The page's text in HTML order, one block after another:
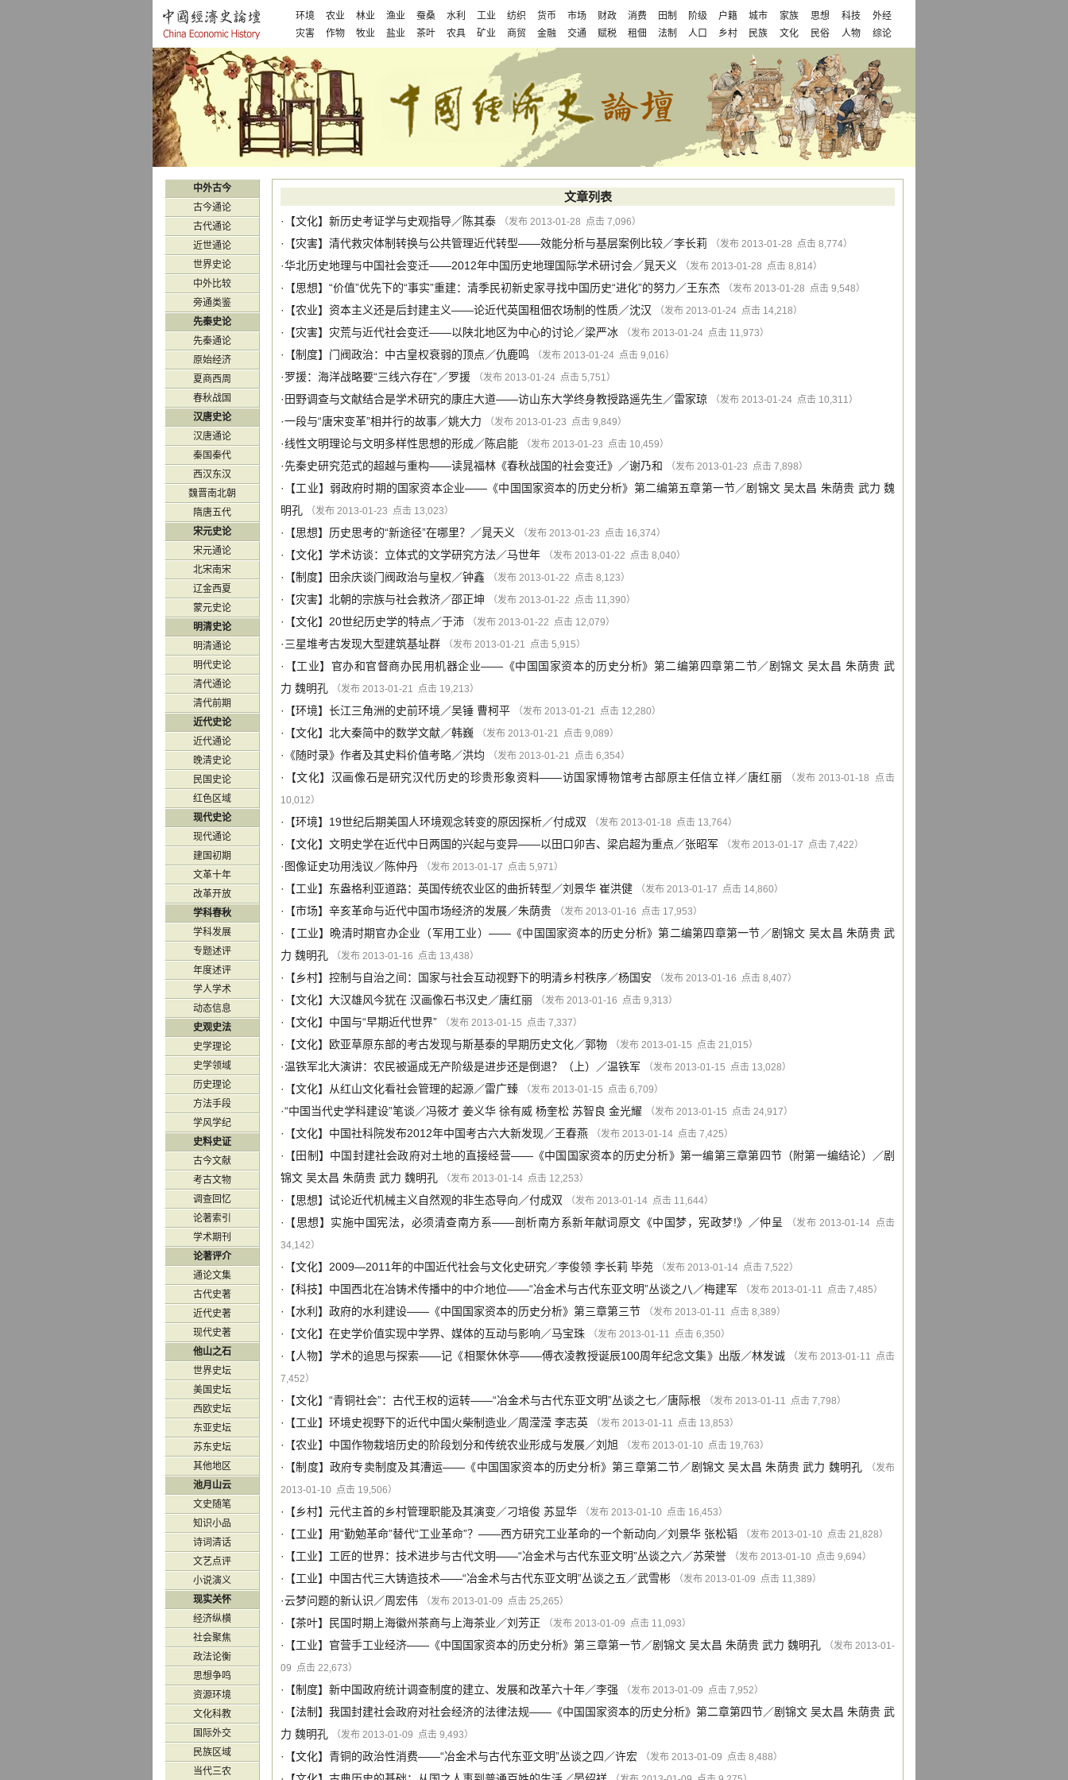
环境 农业 林业 渔业 蚕桑 水利 工业 纺织 货币 市场 财政 消费 田制 阶级 户籍 城市 家族 思想 科技
外经
灾害
作物 牧业 盐业 茶叶 农具 矿业 商贸 金融 交通 赋税 租佃 法制 人口 乡村 民族 文化 民俗 人物 综论
文章列表
·【文化】 新历史考证学与史观指导／陈其泰 （发布 2013-01-28 点击 7,096）
·【灾害】 清代救灾体制转换与公共管理近代转型——效能分析与基层案例比较／李长莉 （发布 2013-01-28 点击 8,774）
·华北历史地理与中国社会变迁——2012年中国历史地理国际学术研讨会／晁天义 （发布 2013-01-28 点击 8,814）
·【思想】 “价值”优先下的“事实”重建：清季民初新史家寻找中国历史“进化”的努力 ／王东杰 （发布 2013-01-28 点击 9,548）
·【农业】 资本主义还是后封建主义——论近代英国租佃农场制的性质／沈汉 （发布 2013-01-24 点击 14,218）
·【灾害】 灾荒与近代社会变迁——以陕北地区为中心的讨论／梁严冰 （发布 2013-01-24 点击 11,973）
·【制度】 门阀政治：中古皇权衰弱的顶点 ／仇鹿鸣 （发布 2013-01-24 点击 9,016）
·罗援：海洋战略要“三线六存在”／罗援 （发布 2013-01-24 点击 5,751）
· 田野调查与文献结合是学术研究的康庄大道——访山东大学终身教授路遥先生 ／雷家琼 （发布 2013-01-24 点击 10,311）
·一段与“唐宋变革”相并行的故事／姚大力 （发布 2013-01-23 点击 9,849）
·线性文明理论与文明多样性思想的形成／陈启能 （发布 2013-01-23 点击 10,459）
·先秦史研究范式的超越与重构——读晁福林《春秋战国的社会变迁》 ／谢乃和 （发布 2013-01-23 点击 7,898）
·【工业】 弱政府时期的国家资本企业——《中国国家资本的历史分析》第二编第五章第一节／剧锦文 吴太昌 朱荫贵 武力 魏
明孔
（发布 2013-01-23 点击 13,023）
·【思想】 历史思考的“新途径”在哪里？ ／晁天义 （发布 2013-01-23 点击 16,374）
·【文化】 学术访谈：立体式的文学研究方法／马世年 （发布 2013-01-22 点击 8,040）
·【制度】 田余庆谈门阀政治与皇权 ／钟鑫 （发布 2013-01-22 点击 8,123）
·【灾害】 北朝的宗族与社会救济／邵正坤 （发布 2013-01-22 点击 11,390）
·【文化】 20世纪历史学的特点 ／于沛 （发布 2013-01-22 点击 12,079）
·三星堆考古发现大型建筑基址群 （发布 2013-01-21 点击 5,915）
·【工业】 官办和官督商办民用机器企业——《中国国家资本的历史分析》第二编第四章第二节／剧锦文 吴太昌 朱荫贵 武
力 魏明孔 （发布 2013-01-21 点击 19,213）
·【环境】 长江三角洲的史前环境 ／吴锤 曹柯平 （发布 2013-01-21 点击 12,280）
·【文化】 北大秦简中的数学文献／韩巍 （发布 2013-01-21 点击 9,089）
· 《随时录》作者及其史料价值考略／洪均 （发布 2013-01-21 点击 6,354）
·【文化】 汉画像石是研究汉代历史的珍贵形象资料——访国家博物馆考古部原主任信立祥／唐红丽
（发布 2013-01-18 点击
10,012）
·【环境】 19世纪后期美国人环境观念转变的原因探析／付成双 （发布 2013-01-18 点击 13,764）
·【文化】 文明史学在近代中日两国的兴起与变异——以田口卯吉、梁启超为重点 ／张昭军 （发布 2013-01-17 点击 7,422）
· 图像证史功用浅议 ／陈仲丹 （发布 2013-01-17 点击 5,971）
·【工业】 东盎格利亚道路：英国传统农业区的曲折转型 ／刘景华 崔洪健 （发布 2013-01-17 点击 14,860）
·【市场】 辛亥革命与近代中国市场经济的发展／朱荫贵 （发布 2013-01-16 点击 17,953）
·【工业】 晩清时期官办企业（军用工业）——《中国国家资本的历史分析》第二编第四章第一节 ／剧锦文 吴太昌 朱荫贵 武
力 魏明孔 （发布 2013-01-16 点击 13,438）
·【乡村】 控制与自治之间：国家与社会互动视野下的明清乡村秩序／杨国安 （发布 2013-01-16 点击 8,407）
·【文化】 大汉雄风今犹在 汉画像石书汉史 ／唐红丽 （发布 2013-01-16 点击 9,313）
·【文化】 中国与“早期近代世界” （发布 2013-01-15 点击 7,337）
·【文化】 欧亚草原东部的考古发现与斯基泰的早期历史文化／郭物 （发布 2013-01-15 点击 21,015）
·温铁军北大演讲：农民被逼成无产阶级是进步还是倒退？（上） ／温铁军 （发布 2013-01-15 点击 13,028）
·【文化】 从红山文化看社会管理的起源／雷广臻 （发布 2013-01-15 点击 6,709）
·“中国当代史学科建设”笔谈 ／冯筱才 姜义华 徐有威 杨奎松 苏智良 金光耀 （发布 2013-01-15 点击 24,917）
·【文化】 中国社科院发布2012年中国考古六大新发现／王春燕 （发布 2013-01-14 点击 7,425）
·【田制】 中国封建社会政府对土地的直接经营——《中国国家资本的历史分析》第一编第三章第四节（附第一编结论） ／剧
锦文 吴太昌 朱荫贵 武力 魏明孔 （发布 2013-01-14 点击 12,253）
·【思想】 试论近代机械主义自然观的非生态导向 ／付成双 （发布 2013-01-14 点击 11,644）
·【思想】 实施中国宪法，必须清查南方系——剖析南方系新年献词原文《中国梦，宪政梦!》 ／仲呈
（发布 2013-01-14 点击
34,142）
·【文化】 2009—2011年的中国近代社会与文化史研究／李俊领 李长莉 毕苑 （发布 2013-01-14 点击 7,522）
·【科技】 中国西北在冶铸术传播中的中介地位——“冶金术与古代东亚文明”丛谈之八 ／梅建军 （发布 2013-01-11 点击 7,485）
·【水利 】 政府的水利建设——《中国国家资本的历史分析》第三章第三节 （发布 2013-01-11 点击 8,389）
·【文化】 在史学价值实现中学界、媒体的互动与影响 ／马宝珠 （发布 2013-01-11 点击 6,350）
·【人物】 学术的追思与探索——记《相聚休休亭——傅衣凌教授诞辰100周年纪念文集》出版 ／林发诚
（发布 2013-01-11 点击
7,452）
·【文化】 “青铜社会”：古代王权的运转——“冶金术与古代东亚文明”丛谈之七／唐际根 （发布 2013-01-11 点击 7,798）
·【工业】 环境史视野下的近代中国火柴制造业 ／周滢滢 李志英 （发布 2013-01-11 点击 13,853）
·【农业】 中国作物栽培历史的阶段划分和传统农业形成与发展／刘旭 （发布 2013-01-10 点击 19,763）
·【制度】政府专卖制度及其漕运——《中国国家资本的历史分析》第三章第二节／剧锦文 吴太昌 朱荫贵 武力 魏明孔
（发布
2013-01-10 点击 19,506）
·【乡村】 元代主首的乡村管理职能及其演变 ／刁培俊 苏显华 （发布 2013-01-10 点击 16,453）
·【工业】 用“勤勉革命”替代“工业革命”？——西方研究工业革命的一个新动向 ／刘景华 张松韬 （发布 2013-01-10 点击 21,828）
·【工业】 工匠的世界：技术进步与古代文明——“冶金术与古代东亚文明”丛谈之六／苏荣誉 （发布 2013-01-10 点击 9,694）
·【工业】 中国古代三大铸造技术——“冶金术与古代东亚文明”丛谈之五 ／武雪彬 （发布 2013-01-09 点击 11,389）
·云梦问题的新认识 ／周宏伟 （发布 2013-01-09 点击 25,265）
·【茶叶】 民国时期上海徽州茶商与上海茶业 ／刘芳正 （发布 2013-01-09 点击 11,093）
·【工业】 官营手工业经济——《中国国家资本的历史分析》第三章第一节／剧锦文 吴太昌 朱荫贵 武力 魏明孔
（发布 2013-01-
09 点击 22,673）
·【制度】 新中国政府统计调查制度的建立、发展和改革六十年／李强 （发布 2013-01-09 点击 7,952）
·【法制】 我国封建社会政府对社会经济的法律法规——《中国国家资本的历史分析》第二章第四节／剧锦文 吴太昌 朱荫贵 武
力 魏明孔 （发布 2013-01-09 点击 9,493）
·【文化】 青铜的政治性消费——“冶金术与古代东亚文明”丛谈之四 ／许宏 （发布 2013-01-09 点击 8,488）
中外古今
古今通论
古代通论
近世通论
世界史论
中外比较
旁通类鉴
先秦史论
先秦通论
原始经济
夏商西周
春秋战国
汉唐史论
汉唐通论
秦国秦代
西汉东汉
魏晋南北朝
隋唐五代
宋元史论
宋元通论
北宋南宋
辽金西夏
蒙元史论
明清史论
明清通论
明代史论
清代通论
清代前期
近代史论
近代通论
晚清史论
民国史论
红色区域
现代史论
现代通论
建国初期
文革十年
改革开放
学科春秋
学科发展
专题述评
年度述评
学人学术
动态信息
史观史法
史学理论
史学领域
历史理论
方法手段
学风学纪
史料史证
古今文献
考古文物
调查回忆
论著索引
学术期刊
论著评介
通论文集
古代史著
近代史著
现代史著
他山之石
世界史坛
美国史坛
西欧史坛
东亚史坛
苏东史坛
其他地区
池月山云
文史随笔
知识小品
诗词清话
文艺点评
小说演义
现实关怀
经济纵横
社会聚焦
政法论衡
思想争鸣
资源环境
文化科教
国际外交
民族区域
当代三农